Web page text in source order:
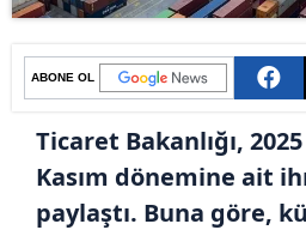
ABONE OL
Ticaret Bakanlığı, 2025
Kasım dönemine ait
paylaştı. Buna göre,